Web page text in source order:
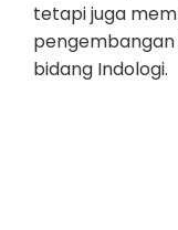
tetapi juga
bidang Indologi.